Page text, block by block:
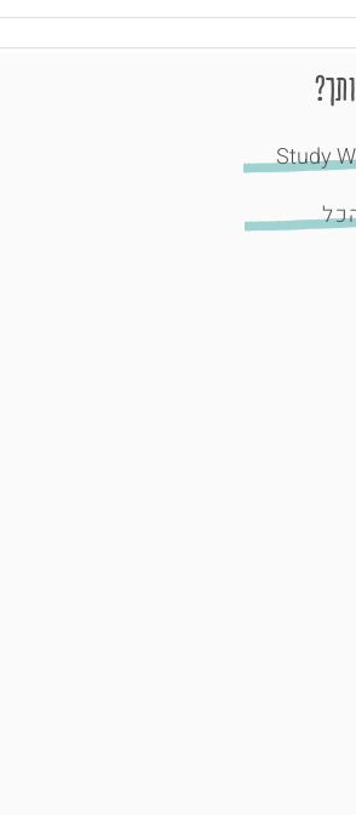
Study